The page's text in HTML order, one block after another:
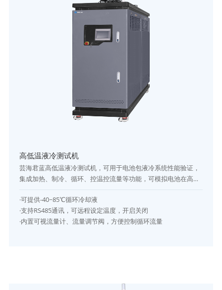
高低温液冷测试机
芸海君蓝高低温液冷测试机，可用于电池包液冷系统性能验证，
集成加热、制冷、循环、控温控流量等功能，可模拟电池在高低
专业冷水机厂家为电池测试领域提供的高性能解决方案。
·可提供-40~85℃循环冷却液
·支持RS485通讯，可远程设定温度，开启关闭
·内置可视流量计、流量调节阀，方便控制循环流量